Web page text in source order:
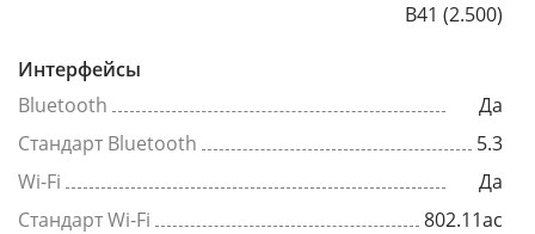
B41 (2.500)
Интерфейсы
Bluetooth
Да
Стандарт Bluetooth
5.3
Wi-Fi
Да
Стандарт Wi-Fi
802.11ac